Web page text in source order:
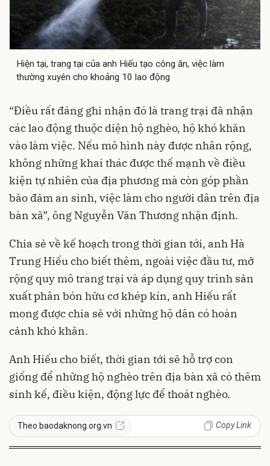
Hiện tại, trang tại của anh Hiếu tạo công ăn, việc làm
thường xuyên cho khoảng 10 lao động
“Điều rất đáng ghi nhận đó là trang trại đã nhận
các lao động thuộc diện hộ nghèo, hộ khó khăn
vào làm việc. Nếu mô hình này được nhân rộng,
không những khai thác được thế mạnh về điều
kiện tự nhiên của địa phương mà còn góp phần
bảo đảm an sinh, việc làm cho người dân trên địa
bàn xã”, ông Nguyễn Văn Thương nhận định.
Chia sẻ về kế hoạch trong thời gian tới, anh Hà
Trung Hiếu cho biết thêm, ngoài việc đầu tư, mở
rộng quy mô trang trại và áp dụng quy trình sản
xuất phân bón hữu cơ khép kín, anh Hiếu rất
mong được chia sẻ với những hộ dân có hoàn
cảnh khó khăn.
Anh Hiếu cho biết, thời gian tới sẽ hỗ trợ con
giống để những hộ nghèo trên địa bàn xã có thêm
sinh kế, điều kiện, động lực để thoát nghèo.
Theo baodaknong.org.vn Copy Link